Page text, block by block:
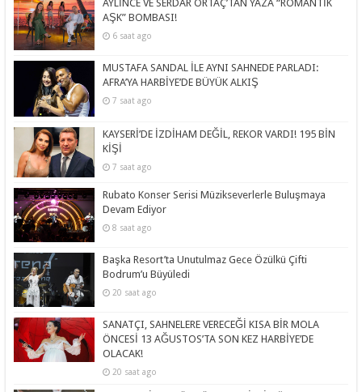
AYLİNCE VE SERDAR ORTAÇ’TAN YAZA “ROMANTİK
AŞK” BOMBASI!
6 saat ago
MUSTAFA SANDAL İLE AYNI SAHNEDE PARLADI:
AFRA’YA HARBİYE’DE BÜYÜK ALKIŞ
7 saat ago
KAYSERİ’DE İZDİHAM DEĞİL, REKOR VARDI! 195 BİN
KİŞİ
7 saat ago
Rubato Konser Serisi Müzikseverlerle Buluşmaya
Devam Ediyor
8 saat ago
Başka Resort’ta Unutulmaz Gece Özülkü Çifti
Bodrum’u Büyüledi
20 saat ago
SANATÇI, SAHNELERE VERECEĞİ KISA BİR MOLA
ÖNCESİ 13 AĞUSTOS’TA SON KEZ HARBİYE’DE
OLACAK!
20 saat ago